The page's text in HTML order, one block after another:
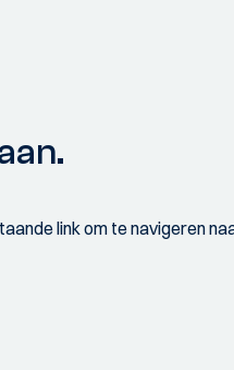
link om te navigeren